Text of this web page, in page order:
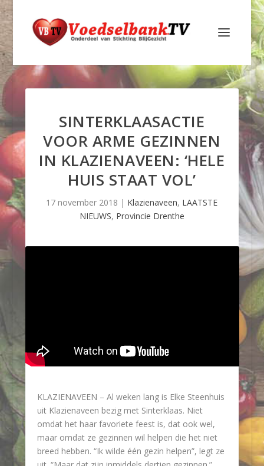
SINTERKLAASACTIE
VOOR ARME GEZINNEN
IN KLAZIENAVEEN: ‘HELE
HUIS STAAT VOL’
17 november 2018 | Klazienaveen, LAATSTE
NIEUWS, Provincie Drenthe
KLAZIENAVEEN – Al weken lang is Elke Steenhuis
uit Klazienaveen bezig met Sinterklaas. Niet
omdat het haar favoriete feest is, dat ook wel,
maar omdat ze gezinnen wil helpen die het niet
breed hebben. “Ik wilde één gezin helpen”, legt ze